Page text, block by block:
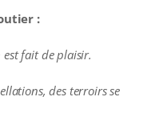
:
fait de plaisir.
des terroirs se